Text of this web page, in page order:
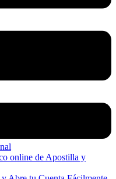
online de Apostilla y